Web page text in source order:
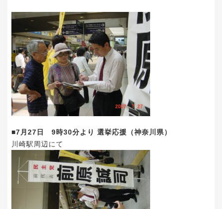
■7月27日 9時30分より 選挙応援（神奈川県）
川崎駅周辺にて